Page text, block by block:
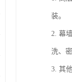
装。
2. 幕
洗、
3. 其